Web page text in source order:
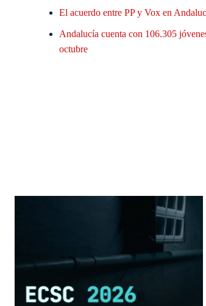
El acuerdo entre PP y Vox en
Andalucía cuenta con 106.305
octubre